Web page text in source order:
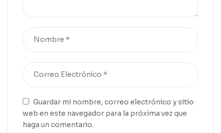
Guardar mi nombre, correo electrónico y sitio
web en este navegador para la próxima vez que
haga un comentario.